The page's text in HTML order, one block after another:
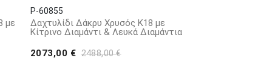
με
P-60855
Δαχτυλίδι Δάκρυ Χρυσός Κ18 με
Κίτρινο Διαμάντι & Λευκά Διαμάντια
2073,00 € 2488,00 €